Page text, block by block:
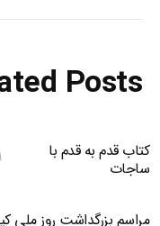
Posts
کتاب قدم به قدم با
ساجات